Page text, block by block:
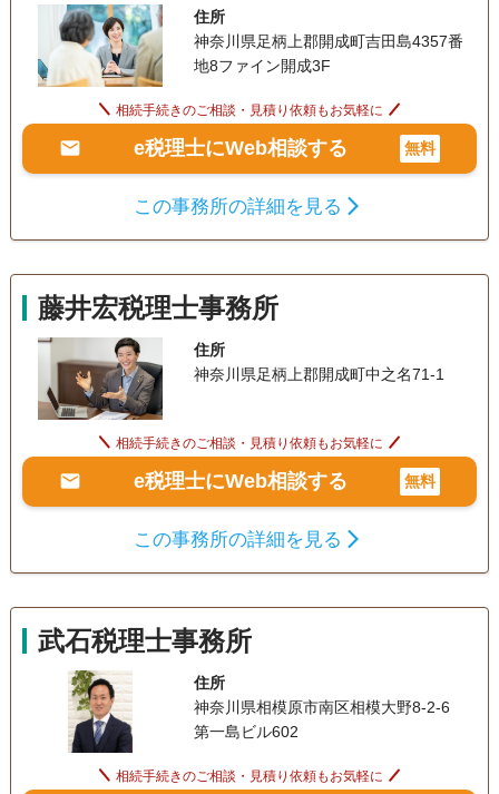
住所
神奈川県足柄上郡開成町吉田島4357番
地8ファイン開成3F
相続手続きのご相談・見積り依頼もお気軽に
e税理士にWeb相談する 無料
この事務所の詳細を見る
藤井宏税理士事務所
住所
神奈川県足柄上郡開成町中之名71-1
相続手続きのご相談・見積り依頼もお気軽に
e税理士にWeb相談する 無料
この事務所の詳細を見る
武石税理士事務所
住所
神奈川県相模原市南区相模大野8-2-6
第一島ビル602
相続手続きのご相談・見積り依頼もお気軽に